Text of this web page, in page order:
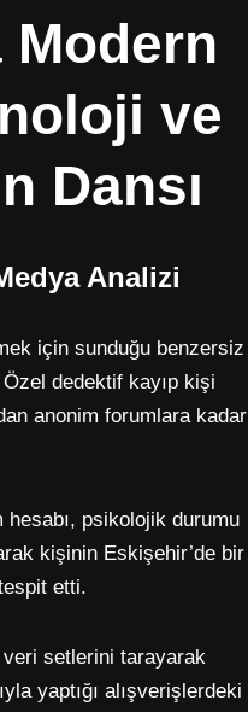
Modern
ve
Dansı
Analizi
için sunduğu benzersiz
dedektif kayıp kişi
anonim forumlara kadar
hesabı, psikolojik durumu
kişinin Eskişehir’de bir
etti.
setlerini tarayarak
yaptığı alışverişlerdeki